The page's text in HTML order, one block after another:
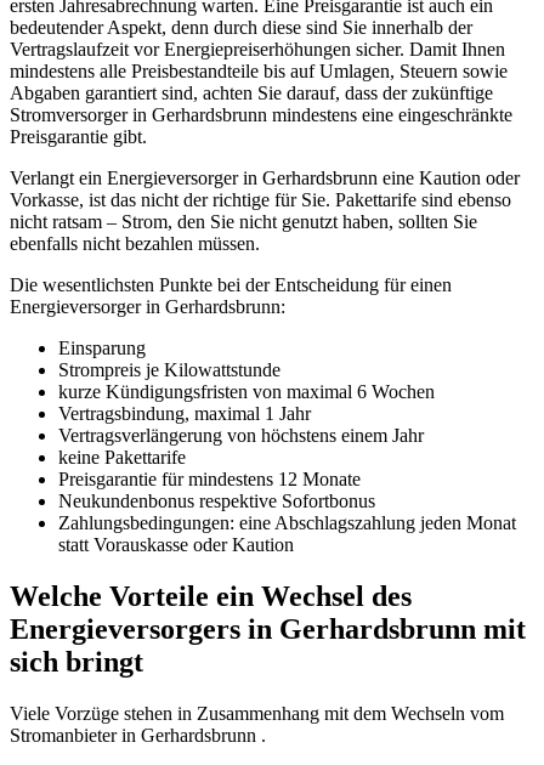
ersten Jahresabrechnung warten. Eine Preisgarantie ist auch ein
bedeutender Aspekt, denn durch diese sind Sie innerhalb der
Vertragslaufzeit vor Energiepreiserhöhungen sicher. Damit Ihnen
mindestens alle Preisbestandteile bis auf Umlagen, Steuern sowie
Abgaben garantiert sind, achten Sie darauf, dass der zukünftige
Stromversorger in Gerhardsbrunn mindestens eine eingeschränkte
Preisgarantie gibt.
Verlangt ein Energieversorger in Gerhardsbrunn eine Kaution oder
Vorkasse, ist das nicht der richtige für Sie. Pakettarife sind ebenso
nicht ratsam – Strom, den Sie nicht genutzt haben, sollten Sie
ebenfalls nicht bezahlen müssen.
Die wesentlichsten Punkte bei der Entscheidung für einen
Energieversorger in Gerhardsbrunn:
Einsparung
Strompreis je Kilowattstunde
kurze Kündigungsfristen von maximal 6 Wochen
Vertragsbindung, maximal 1 Jahr
Vertragsverlängerung von höchstens einem Jahr
keine Pakettarife
Preisgarantie für mindestens 12 Monate
Neukundenbonus respektive Sofortbonus
Zahlungsbedingungen: eine Abschlagszahlung jeden Monat
statt Vorauskasse oder Kaution
Welche Vorteile ein Wechsel des
Energieversorgers in Gerhardsbrunn mit
sich bringt
Viele Vorzüge stehen in Zusammenhang mit dem Wechseln vom
Stromanbieter in Gerhardsbrunn .